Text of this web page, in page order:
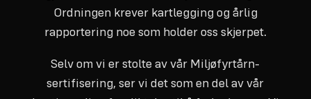
Ordningen krever kartlegging og årlig
rapportering noe som holder oss skjerpet.
Selv om vi er stolte av vår Miljøfyrtårn-
sertifisering, ser vi det som en del av vår